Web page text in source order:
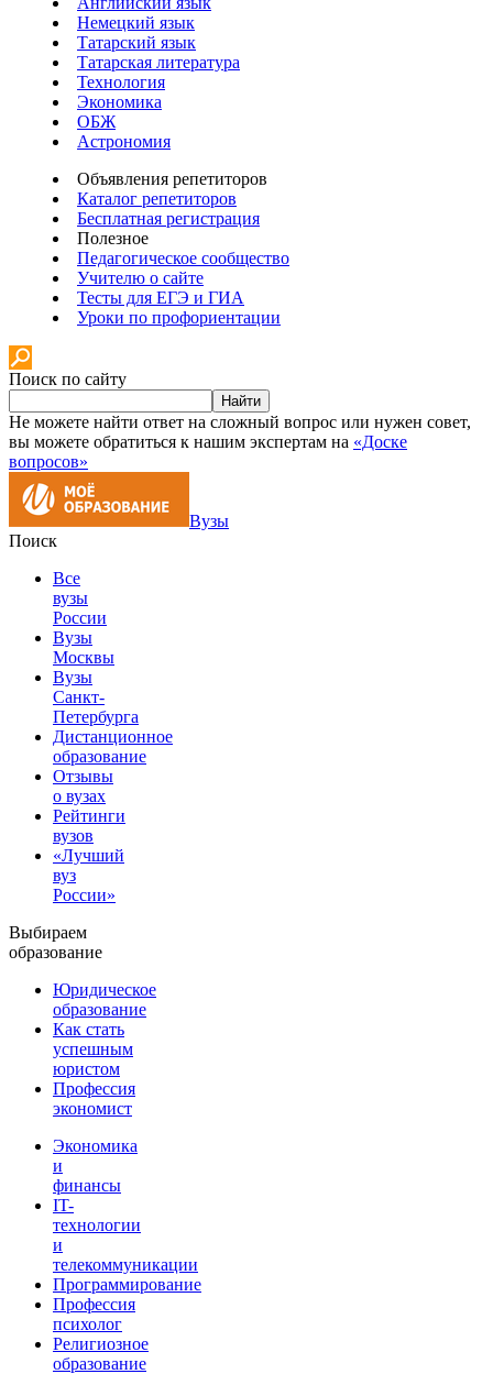
Немецкий язык
Татарский язык
Татарская литература
Технология
Экономика
ОБЖ
Астрономия
Объявления репетиторов
Каталог репетиторов
Бесплатная регистрация
Полезное
Педагогическое сообщество
Учителю о сайте
Тесты для ЕГЭ и ГИА
Уроки по профориентации
Поиск по сайту
Найти
Не можете найти ответ на сложный вопрос или нужен совет,
вы можете обратиться к нашим экспертам на «Доске
вопросов»
Вузы
Поиск
Все
вузы
России
Вузы
Москвы
Вузы
Санкт-
Петербурга
Дистанционное
образование
Отзывы
о вузах
Рейтинги
вузов
«Лучший
вуз
России»
Выбираем
образование
Юридическое
образование
Как стать
успешным
юристом
Профессия
экономист
Экономика
и
финансы
IT-
технологии
и
телекоммуникации
Программирование
Профессия
психолог
Религиозное
образование